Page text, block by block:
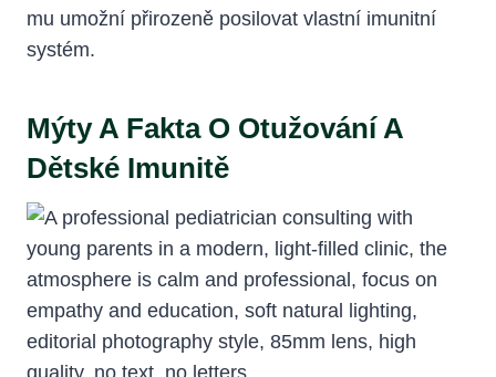
mu umožní přirozeně posilovat vlastní imunitní
systém.
Mýty A Fakta O Otužování A
Dětské Imunitě